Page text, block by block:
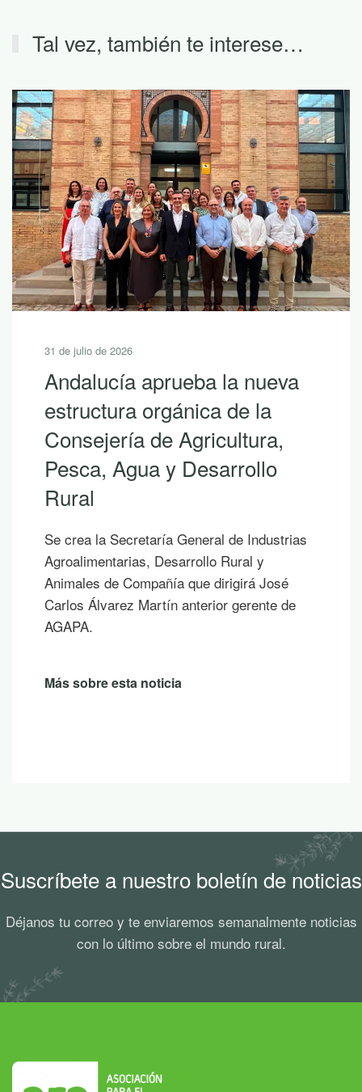
Tal vez, también te interese…
31 de julio de 2026
Andalucía aprueba la nueva
estructura orgánica de la
Consejería de Agricultura,
Pesca, Agua y Desarrollo
Rural
Se crea la Secretaría General de Industrias
Agroalimentarias, Desarrollo Rural y
Animales de Compañía que dirigirá José
Carlos Álvarez Martín anterior gerente de
AGAPA.
Más sobre esta noticia
Suscríbete a nuestro boletín de noticias
Déjanos tu correo y te enviaremos semanalmente noticias
con lo último sobre el mundo rural.